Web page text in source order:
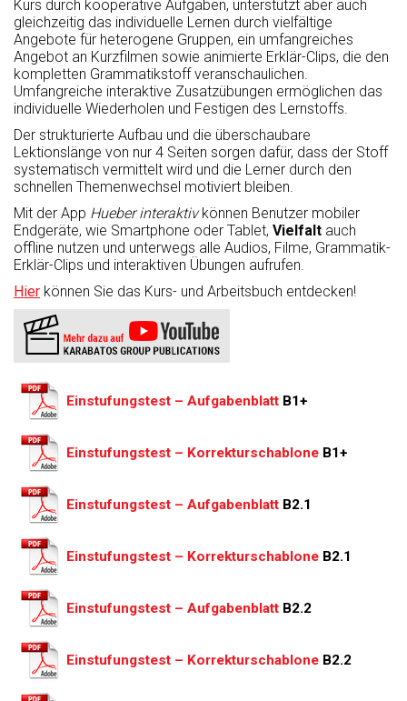
Kurs durch kooperative Aufgaben, unterstützt aber auch
gleichzeitig das individuelle Lernen durch vielfältige
Angebote für heterogene Gruppen, ein umfangreiches
Angebot an Kurzfilmen sowie animierte Erklär-Clips, die den
kompletten Grammatikstoff veranschaulichen.
Umfangreiche interaktive Zusatzübungen ermöglichen das
individuelle Wiederholen und Festigen des Lernstoffs.
Der strukturierte Aufbau und die überschaubare
Lektionslänge von nur 4 Seiten sorgen dafür, dass der Stoff
systematisch vermittelt wird und die Lerner durch den
schnellen Themenwechsel motiviert bleiben.
Mit der App Hueber interaktivkönnen Benutzer mobiler
Endgeräte, wie Smartphone oder Tablet, Vielfalt auch
offline nutzen und unterwegs alle Audios, Filme, Grammatik-
Erklär-Clips und interaktiven Übungen aufrufen.
Hier können Sie das Kurs- und Arbeitsbuch entdecken!
Einstufungstest – Aufgabenblatt B1+
Einstufungstest – Korrekturschablone B1+
Einstufungstest – Aufgabenblatt B2.1
Einstufungstest – Korrekturschablone B2.1
Einstufungstest – Aufgabenblatt B2.2
Einstufungstest – Korrekturschablone B2.2